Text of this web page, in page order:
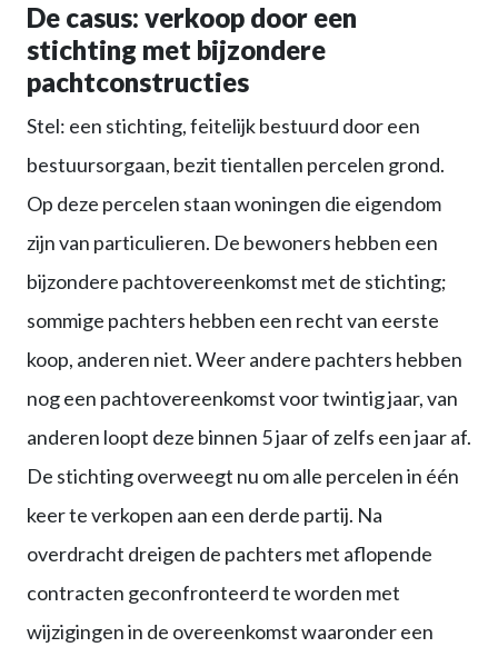
De casus: verkoop door een
stichting met bijzondere
pachtconstructies
Stel: een stichting, feitelijk bestuurd door een
bestuursorgaan, bezit tientallen percelen grond.
Op deze percelen staan woningen die eigendom
zijn van particulieren. De bewoners hebben een
bijzondere pachtovereenkomst met de stichting;
sommige pachters hebben een recht van eerste
koop, anderen niet. Weer andere pachters hebben
nog een pachtovereenkomst voor twintig jaar, van
anderen loopt deze binnen 5 jaar of zelfs een jaar af.
De stichting overweegt nu om alle percelen in één
keer te verkopen aan een derde partij. Na
overdracht dreigen de pachters met aflopende
contracten geconfronteerd te worden met
wijzigingen in de overeenkomst waaronder een